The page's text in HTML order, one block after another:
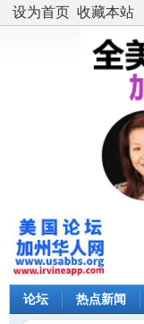
设为首页 收藏本站
论坛 热点新闻